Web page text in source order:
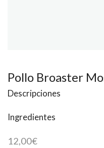
Pollo Broaster
Descripciones
Ingredientes
12,00€